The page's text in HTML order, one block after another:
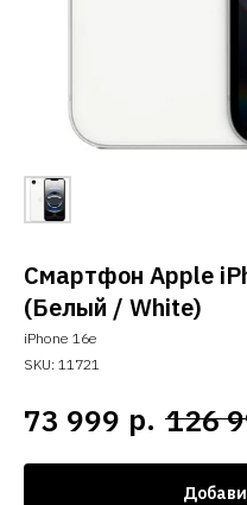
Смартфон Apple
(Белый / White)
iPhone 16e
SKU: 11721
73 999 р. 126